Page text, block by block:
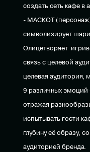
создать сеть кафе в
- МАСКОТ
символизирует
Олицетворяет
связь с целевой
целевая аудитория,
9 различных эмоций
отражая
испытывать гости
глубину её образу,
аудиторией бренда.